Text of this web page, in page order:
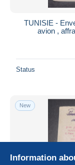
TUNISIE -
avion ,
Status
New
Information